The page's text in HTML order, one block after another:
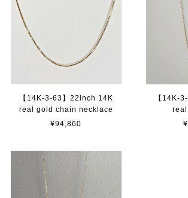
【14K-3-63】22inch 14K
real gold chain necklace
¥94,860
【14K-